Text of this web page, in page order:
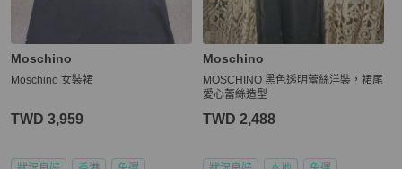
Moschino
Moschino 女裝裙
TWD 3,959
Moschino
MOSCHINO 黑色透明蕾絲洋裝，裙尾
愛心蕾絲造型
TWD 2,488